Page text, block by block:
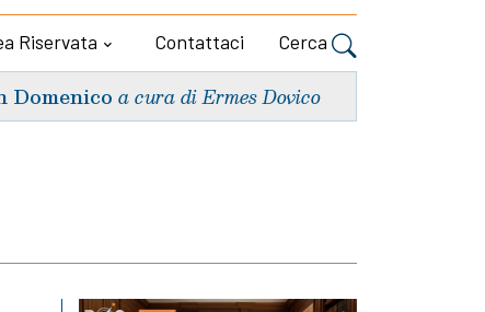
Riservata Contattaci Cerca
Domenico a cura di Ermes Dovico